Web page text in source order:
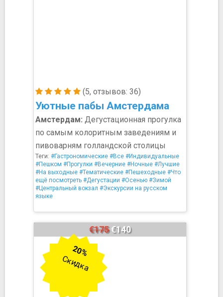
(5, отзывов: 36)
Уютные пабы Амстердама
Амстердам: Дегустационная прогулка
по самым колоритным заведениям и
пивоварням голландской столицы
Теги: #Гастрономические #Все #Индивидуальные
#Пешком #Прогулки #Вечерние #Ночные #Лучшие
#На выходные #Тематические #Пешеходные #Что
ещё посмотреть #Дегустации #Осенью #Зимой
#Центральный вокзал #Экскурсии на русском
языке
€175€140
20%
Скидка